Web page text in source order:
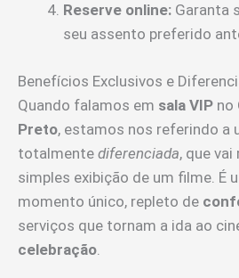
Reserve online: Garanta
seu assento preferido
Benefícios Exclusivos e
Quando falamos em sala VIP no
Preto, estamos nos referindo a
totalmente diferenciada, que
simples exibição de um filme. É
momento único, repleto de
serviços que tornam a ida ao
celebração